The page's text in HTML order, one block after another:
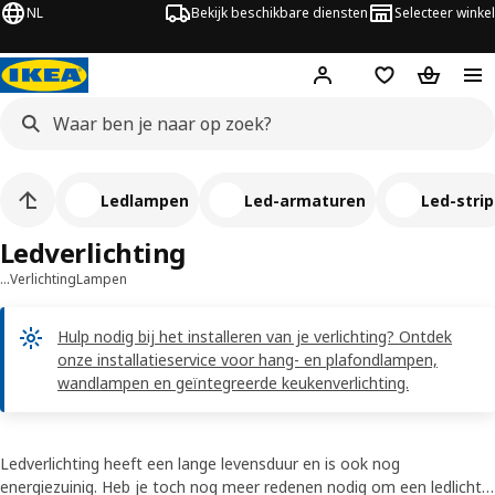
NL Bekijk beschikbare diensten Selecteer winkel
Hej! Log inVerlanglijstje
…VerlichtingLampen
Hulp nodig bij het installeren van je verlichting? Ontdek
onze installatieservice voor hang- en plafondlampen,
wandlampen en geïntegreerde keukenverlichting.
Ledverlichting
Ledlampen Led-armaturen Led-
Ledverlichting heeft een lange levensduur en is ook nog
energiezuinig. Heb je toch nog meer redenen nodig om een ledlicht